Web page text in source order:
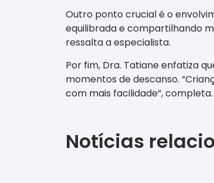
Outro ponto crucial é o
equilibrada e compartilhando
ressalta a especialista.
Por fim, Dra. Tatiane enfatiza
momentos de descanso.
com mais facilidade”, completa.
Notícias